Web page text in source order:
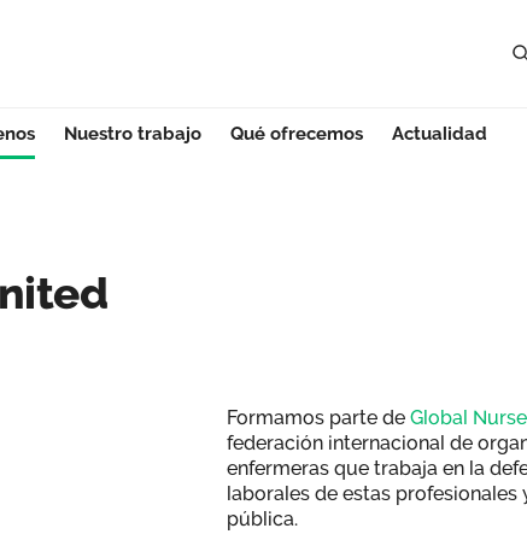
Nuestro trabajo Qué ofrecemos Actualidad
Formamos parte de Global
federación internacional de
enfermeras que trabaja en la
laborales de estas profesionales
pública.